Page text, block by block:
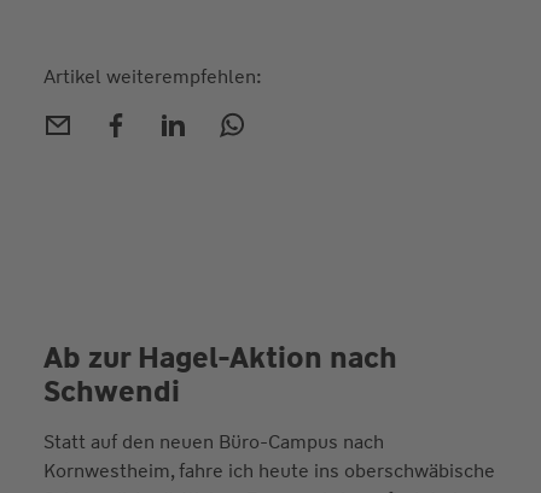
Artikel weiterempfehlen:
Ab zur Hagel-Aktion nach
Schwendi
Statt auf den neuen Büro-Campus nach
Kornwestheim, fahre ich heute ins oberschwäbische